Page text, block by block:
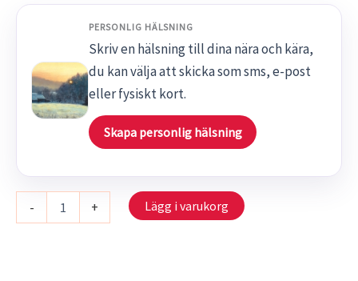
PERSONLIG HÄLSNING
Skriv en hälsning till dina nära och kära,
du kan välja att skicka som sms, e-post
eller fysiskt kort.
Skapa personlig hälsning
-
111/01
+ Lägg i varukorg